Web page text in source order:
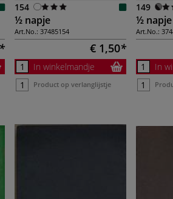
154
½ napje
Art.No.: 37485154
€ 1,50
In winkelmandje
Product op verlanglijstje
149
½ napje
Art.No.:
In